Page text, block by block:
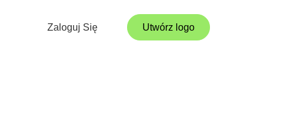
Zaloguj Się Utwórz logo